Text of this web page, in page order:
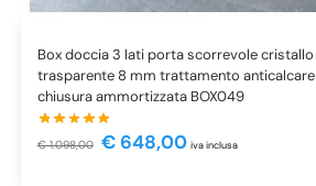
Box doccia 3 lati porta scorrevole cristallo
trasparente 8 mm trattamento anticalcare
chiusura ammortizzata BOX049
€1.098,00 €648,00 iva inclusa